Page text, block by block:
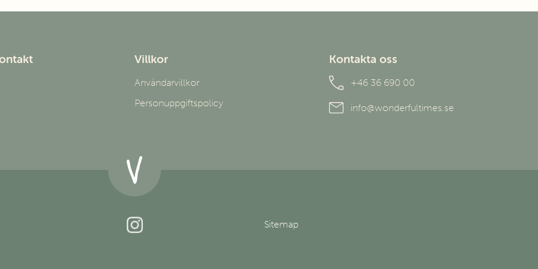
184
mm
Villkor
Användarvillkor
Personuppgiftspolicy
Kontakta oss
+46 36 690 00
info@wonderfultimes.se
Sitemap